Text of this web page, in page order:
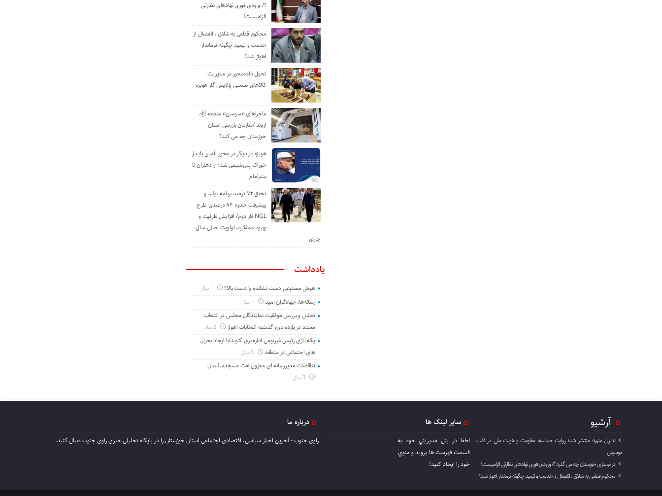
؟/ ورودی فوری نهادهای نظارتی
الزامیست!
محکوم قطعی به شلاق ، انفصال از
خدمت و تبعید چگونه فرماندار
اهواز شد؟
تحول داده‌محور در مدیریت
کالاهای صنعتی پالایش گاز هویزه
ماجراهای «سوسن» منطقه آزاد
اروند /سازمان بازرسی استان
خوزستان چه می کند؟
هویزه بار دیگر در محور تأمین پایدار
خوراک پتروشیمی شد؛ از دهلران تا
بندرامام
تحقق ۷۲ درصد برنامه تولید و
پیشرفت حدود ۸۴ درصدی طرح
NGL فاز دوم/ افزایش ظرفیت و
بهبود عملکرد، اولویت اصلی سال
جاری
یادداشت
هوش مصنوعی دست نشانده یا دست بالا؟
رسانه‌ها، جهادگران امید
تحلیل و بررسی موفقیت نمایندگان مجلس در انتخاب
مجدد در یازده دوره گذشته انتخابات اهواز
یکه تازی رئیس غیربومی اداره برق گتوند/با ایجاد بحران
های اجتماعی در منطقه
تناقضات مدیررسانه ای معزول نفت مسجدسلیمان
آرشیو
«ایران منم» منتشر شد؛ روایت حماسه، مقاومت و هویت ملی در قالب
موسیقی
در نوسازی خوزستان چه می گذرد ؟/ ورودی فوری نهادهای نظارتی الزامیست!
محکوم قطعی به شلاق ، انفصال از خدمت و تبعید چگونه فرماندار اهواز شد؟
سایر لینک ها
لطفا در پنل مديريتي خود به
قسمت فهرست ها برويد و منوي
خود را ايجاد كنيد!
درباره ما
راوی جنوب - آخرین اخبار سیاسی، اقتصادی اجتماعی استان خوزستان را در پایگاه تحلیلی خبری راوی جنوب دنبال کنید.